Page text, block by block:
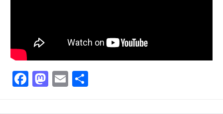
Facebook
Mastodon
Email